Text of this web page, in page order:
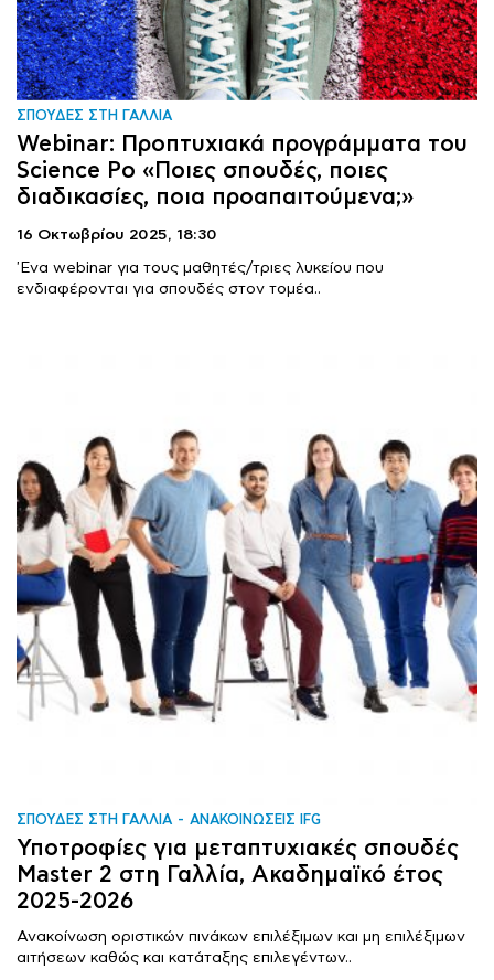
ΣΠΟΥΔΕΣ ΣΤΗ ΓΑΛΛΙΑ
Webinar: Προπτυχιακά προγράμματα του
Science Po «Ποιες σπουδές, ποιες
διαδικασίες, ποια προαπαιτούμενα;»
16 Οκτωβρίου 2025, 18:30
'Ενα webinar για τους μαθητές/τριες λυκείου που
ενδιαφέρονται για σπουδές στον τομέα..
ΣΠΟΥΔΕΣ ΣΤΗ ΓΑΛΛΙΑ ΑΝΑΚΟΙΝΩΣΕΙΣ IFG
Υποτροφίες για μεταπτυχιακές σπουδές
Master 2 στη Γαλλία, Ακαδημαϊκό έτος
2025-2026
Ανακοίνωση οριστικών πινάκων επιλέξιμων και μη επιλέξιμων
αιτήσεων καθώς και κατάταξης επιλεγέντων..